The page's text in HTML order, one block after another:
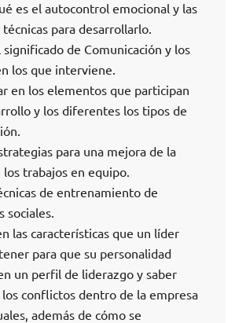
es el autocontrol emocional y las
para desarrollarlo.
significado de Comunicación y los
los que interviene.
en los elementos que participan
y los diferentes los tipos de
para una mejora de la
trabajos en equipo.
de entrenamiento de
sociales.
las características que un líder
para que su personalidad
un perfil de liderazgo y saber
los conflictos dentro de la empresa
además de cómo se